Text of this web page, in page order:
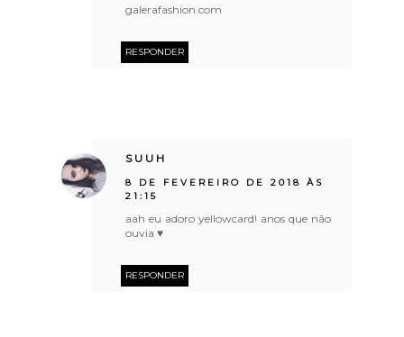
galerafashion.com
RESPONDER
SUUH
8 DE FEVEREIRO DE 2018 ÀS
21:15
aah eu adoro yellowcard! anos que não
ouvia ♥
RESPONDER